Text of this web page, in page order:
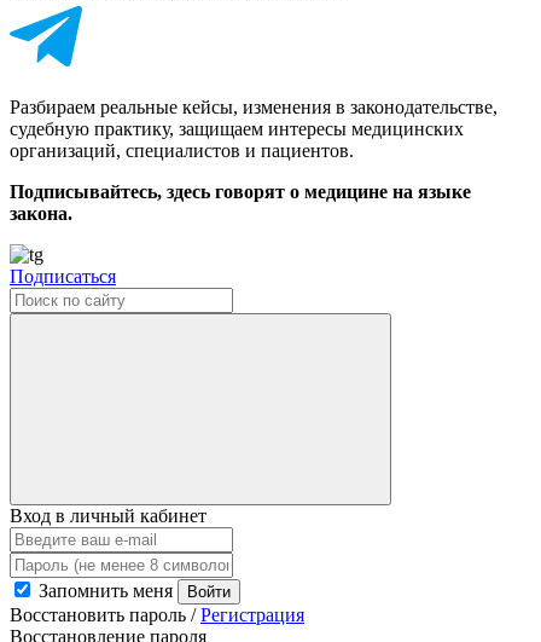
Разбираем реальные кейсы, изменения в законодательстве,
судебную практику, защищаем интересы медицинских
организаций, специалистов и пациентов.
Подписывайтесь, здесь говорят о медицине на языке
закона.
Подписаться
Вход в личный кабинет
Запомнить меня Войти
Восстановить пароль /Регистрация
Восстановление пароля